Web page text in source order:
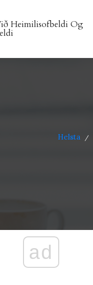
Heimilisofbeldi Og
Helsta /
ad